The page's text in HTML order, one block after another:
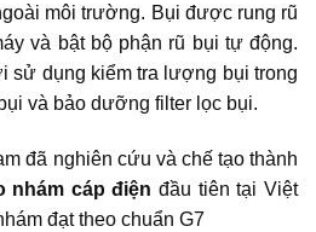
môi trường. Bụi được rung rũ
và bật bộ phận rũ bụi tự động.
sử dụng kiểm tra lượng bụi trong
và bảo dưỡng filter lọc bụi.
đã nghiên cứu và chế tạo thành
nhám cáp điện đầu tiên tại Việt
đạt theo chuẩn G7